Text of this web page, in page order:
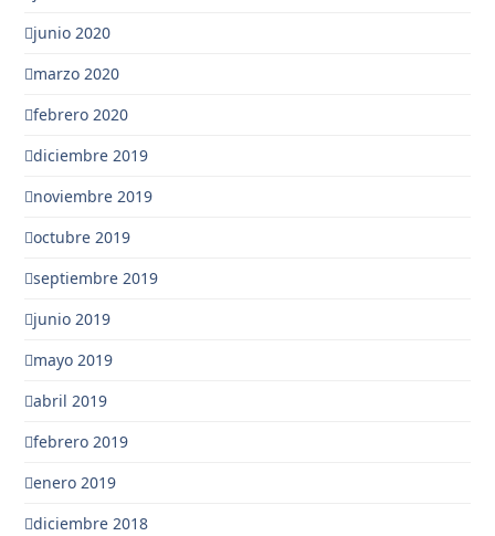
junio 2020
marzo 2020
febrero 2020
diciembre 2019
noviembre 2019
octubre 2019
septiembre 2019
junio 2019
mayo 2019
abril 2019
febrero 2019
enero 2019
diciembre 2018